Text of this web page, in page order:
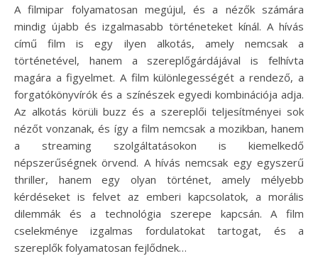
A filmipar folyamatosan megújul, és a nézők számára
mindig újabb és izgalmasabb történeteket kínál. A hívás
című film is egy ilyen alkotás, amely nemcsak a
történetével, hanem a szereplőgárdájával is felhívta
magára a figyelmet. A film különlegességét a rendező, a
forgatókönyvírók és a színészek egyedi kombinációja adja.
Az alkotás körüli buzz és a szereplői teljesítményei sok
nézőt vonzanak, és így a film nemcsak a mozikban, hanem
a streaming szolgáltatásokon is kiemelkedő
népszerűségnek örvend. A hívás nemcsak egy egyszerű
thriller, hanem egy olyan történet, amely mélyebb
kérdéseket is felvet az emberi kapcsolatok, a morális
dilemmák és a technológia szerepe kapcsán. A film
cselekménye izgalmas fordulatokat tartogat, és a
szereplők folyamatosan fejlődnek…